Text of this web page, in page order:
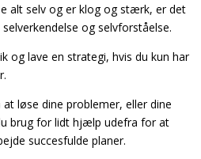
alt selv og er klog og stærk, er det
og selvforståelse.
og lave en strategi, hvis du kun har
løse dine problemer, eller dine
brug for lidt hjælp udefra for at
succesfulde planer.